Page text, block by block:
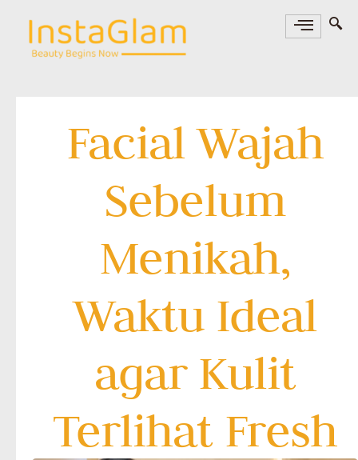
Facial Wajah
Sebelum
Menikah,
Waktu Ideal
agar Kulit
Terlihat Fresh